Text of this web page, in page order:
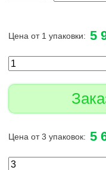
Цена от 1 упаковки: 5
Цена от 3 упаковок: 5